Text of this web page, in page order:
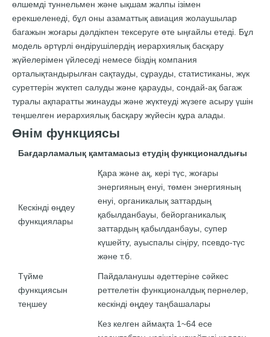
өлшемді туннельмен және ықшам жалпы ізімен
ерекшеленеді, бұл оны азаматтық авиация жолаушылар
багажын жоғары дәлдікпен тексеруге өте ыңғайлы етеді. Бұл
модель әртүрлі өндірушілердің иерархиялық басқару
жүйелерімен үйлеседі немесе біздің компания
орталықтандырылған сақтауды, сұрауды, статистиканы, жүк
суреттерін жүктеп салуды және қарауды, сондай-ақ багаж
туралы ақпаратты жинауды және жүктеуді жүзеге асыру үшін
теңшелген иерархиялық басқару жүйесін құра алады.
Өнім функциясы
Бағдарламалық қамтамасыз етудің функционалдығы
Кескінді өңдеу
функциялары
Қара және ақ, ​​кері түс, жоғары
энергияның енуі, төмен энергияның
енуі, органикалық заттардың
қабылданбауы, бейорганикалық
заттардың қабылданбауы, супер
күшейту, ауыспалы сіңіру, псевдо-түс
және т.б.
Түйме
функциясын
теңшеу
Пайдаланушы әдеттеріне сәйкес
реттелетін функционалдық пернелер,
кескінді өңдеу таңбашалары
Кез келген аймақта 1~64 есе